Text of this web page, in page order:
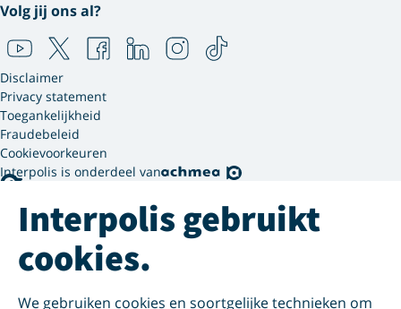
Volg jij ons al?
Disclaimer
Privacy statement
Toegankelijkheid
Fraudebeleid
Cookievoorkeuren
Interpolis is onderdeel van
Interpolis gebruikt
cookies.
We gebruiken cookies en soortgelijke technieken om